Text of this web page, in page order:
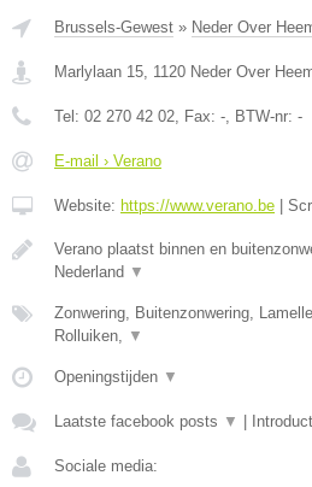
Brussels-Gewest » Neder Over
Marlylaan 15, 1120 Neder Over
Tel: 02 270 42 02, Fax: -, BTW-nr: -
E-mail › Verano
Website: https://www.verano.be
Verano plaatst binnen en
Nederland ▼
Zonwering, Buitenzonwering,
Rolluiken, ▼
Openingstijden ▼
Laatste facebook posts ▼
Sociale media: